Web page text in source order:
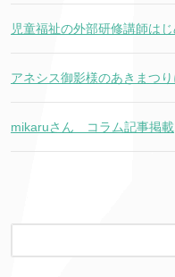
児童福祉の外部研修講師はじ
アネシス御影様のあきまつ
mikaruさん コラム記事掲載